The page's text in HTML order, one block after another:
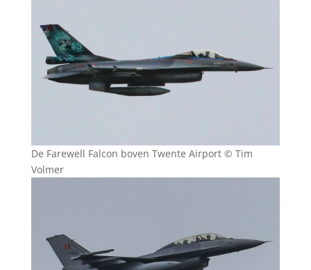
De Farewell Falcon boven Twente Airport © Tim
Volmer